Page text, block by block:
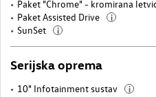
Paket "Chrome" - kromirana
Paket Assisted Drive i
SunSet i
Serijska oprema
10" Infotainment sustav i